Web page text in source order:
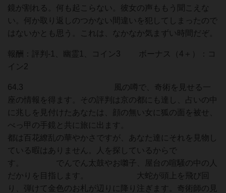
鏡が割れる。何も起こらない。彼女の声ももう聞こえな
い。何か取り返しのつかない間違いを犯してしまったので
はないかとも思う。これは、なかなか気まずい時間だぞ。
報酬：評判-1、幽霊1、コイン3 ボーナス（4＋）：コ
イン2
64.3 風の噂で、奇術を見せる一
座の情報を得ます。その評判は京の都にも達し、占いの中
に兆しを見付けたあなたは、顔の無い女に狐の面を被せ、
べっ甲の手鏡と共に旅に出ます。
都は百花繚乱の華やかさですが、あなた達にそれを見物し
ている暇はありません。人を探しているからで
す。 でんでん太鼓やお囃子、屋台の喧騒の中の人
だかりを目指します。 大蛇が頭上を飛び回
り、弾けて金色のお札が辺りに降り注ぎます。奇術師の見